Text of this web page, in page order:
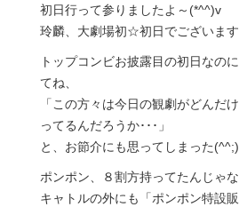
初日行って参りましたよ～(*^^)v
玲麟、大劇場初☆初日でございます
トップコンビお披露目の初日なの
てね、
「この方々は今日の観劇がどんだ
ってるんだろうか･･･」
と、お節介にも思ってしまった(^^;)
ポンポン、８割方持ってたんじゃ
キャトルの外にも「ポンポン特設